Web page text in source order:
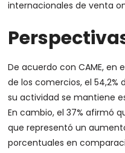
internacionales de venta
De acuerdo con CAME, en
de los comercios, el 54,2%
su actividad se mantiene
En cambio, el 37% afirmó
que representó un
porcentuales en